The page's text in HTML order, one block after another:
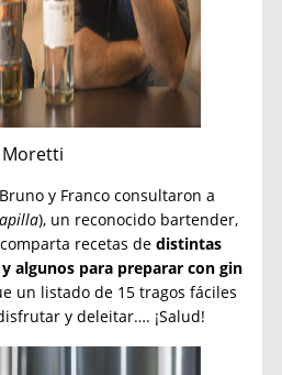
Moretti
y Franco consultaron a
), un reconocido bartender,
recetas de distintas
algunos para preparar con gin
un listado de 15 tragos fáciles
y deleitar…. ¡Salud!